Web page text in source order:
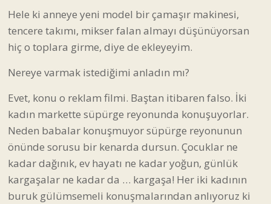
Hele ki anneye yeni model bir çamaşır makinesi,
tencere takımı, mikser falan almayı düşünüyorsan
hiç o toplara girme, diye de ekleyeyim.
Nereye varmak istediğimi anladın mı?
Evet, konu o reklam filmi. Baştan itibaren falso. İki
kadın markette süpürge reyonunda konuşuyorlar.
Neden babalar konuşmuyor süpürge reyonunun
önünde sorusu bir kenarda dursun. Çocuklar ne
kadar dağınık, ev hayatı ne kadar yoğun, günlük
kargaşalar ne kadar da … kargaşa! Her iki kadının
buruk gülümsemeli konuşmalarından anlıyoruz ki